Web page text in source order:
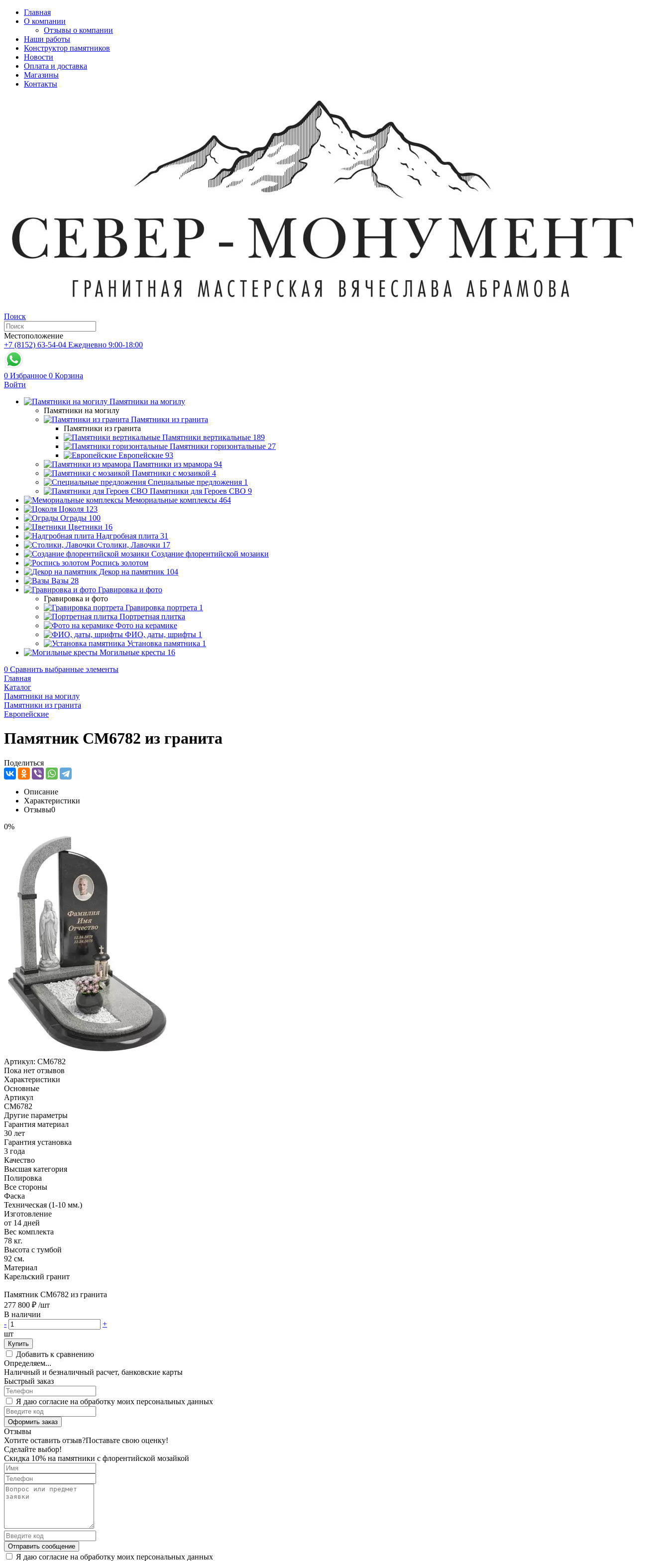
Главная
О компании
Отзывы о компании
Наши работы
Конструктор памятников
Новости
Оплата и доставка
Магазины
Контакты
Поиск
Местоположение
+7 (8152) 63-54-04 Ежедневно 9:00-18:00
0 Избранное 0 Корзина
Войти
Памятники на могилу
Памятники на могилу
Памятники из гранита
Памятники из гранита
Памятники вертикальные 189
Памятники горизонтальные 27
Европейские 93
Памятники из мрамора 94
Памятники с мозаикой 4
Специальные предложения 1
Памятники для Героев СВО 9
Мемориальные комплексы 464
Цоколя 123
Ограды 100
Цветники 16
Надгробная плита 31
Столики, Лавочки 17
Создание флорентийской мозаики
Роспись золотом
Декор на памятник 104
Вазы 28
Гравировка и фото
Гравировка и фото
Гравировка портрета 1
Портретная плитка
Фото на керамике
ФИО, даты, шрифты 1
Установка памятника 1
Могильные кресты 16
0 Сравнить выбранные элементы
Главная
Каталог
Памятники на могилу
Памятники из гранита
Европейские
Памятник CM6782 из гранита
Поделиться
Описание
Характеристики
Отзывы0
0%
Артикул: CM6782
Пока нет отзывов
Характеристики
Основные
Артикул
CM6782
Другие параметры
Гарантия материал
30 лет
Гарантия установка
3 года
Качество
Высшая категория
Полировка
Все стороны
Фаска
Техническая (1-10 мм.)
Изготовление
от 14 дней
Вес комплекта
78 кг.
Высота с тумбой
92 см.
Материал
Карельский гранит
Памятник CM6782 из гранита
277 800 ₽ /шт
В наличии
-
+
шт
Купить
Добавить к сравнению
Определяем...
Наличный и безналичный расчет, банковские карты
Быстрый заказ
Я даю согласие на обработку моих персональных данных
Оформить заказ
Отзывы
Хотите оставить отзыв?Поставьте свою оценку!
Сделайте выбор!
Скидка 10% на памятники с флорентийской мозайкой
Отправить сообщение
Я даю согласие на обработку моих персональных данных